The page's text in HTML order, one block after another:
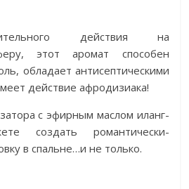
действия на
этот аромат способен
обладает антисептическими
действие афродизиака!
с эфирным маслом иланг-
создать романтически-
в спальне…и не только.